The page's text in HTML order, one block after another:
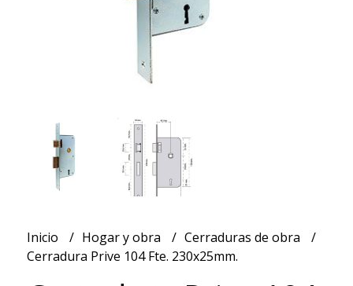
Inicio Hogar y obra
Cerraduras de obra
Cerradura Prive 104 Fte. 230x25mm.